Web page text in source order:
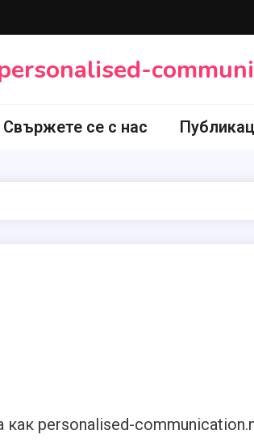
Свържете се с нас
personalised-